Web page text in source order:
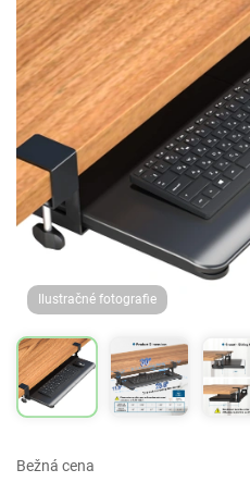
Ilustračné fotografie
Bežná cena